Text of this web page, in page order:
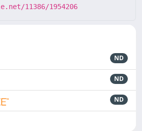
11386/1954206
ND
ND
ND